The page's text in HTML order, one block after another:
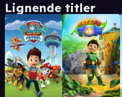
Lignende titler